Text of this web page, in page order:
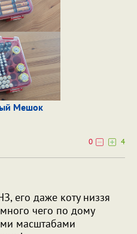
Мешок
0
4
его даже коту низзя
чего по дому
масштабами